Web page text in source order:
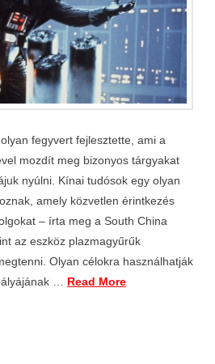
fegyvert fejlesztette, ami a
mozdít meg bizonyos tárgyakat
nyúlni. Kínai tudósok egy olyan
amely közvetlen érintkezés
– írta meg a South China
az eszköz plazmagyűrűk
Olyan célokra használhatják
… Read More